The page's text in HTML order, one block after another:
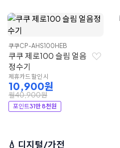
쿠쿠CP-AHS100HEB
쿠쿠 제로100 슬림 얼음
정수기
제휴카드 할인 시
10,900원
월40,900원
포인트31만 8천원
💧 디지털/가전